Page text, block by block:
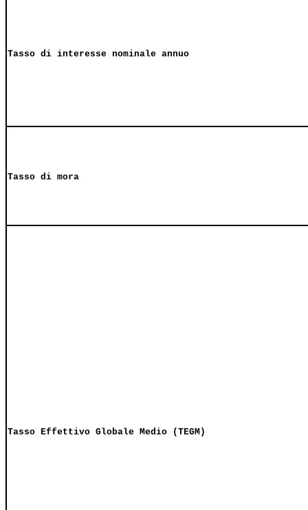
Tasso di interesse nominale annuo
Tasso di mora
Tasso Effettivo Globale Medio (TEGM)